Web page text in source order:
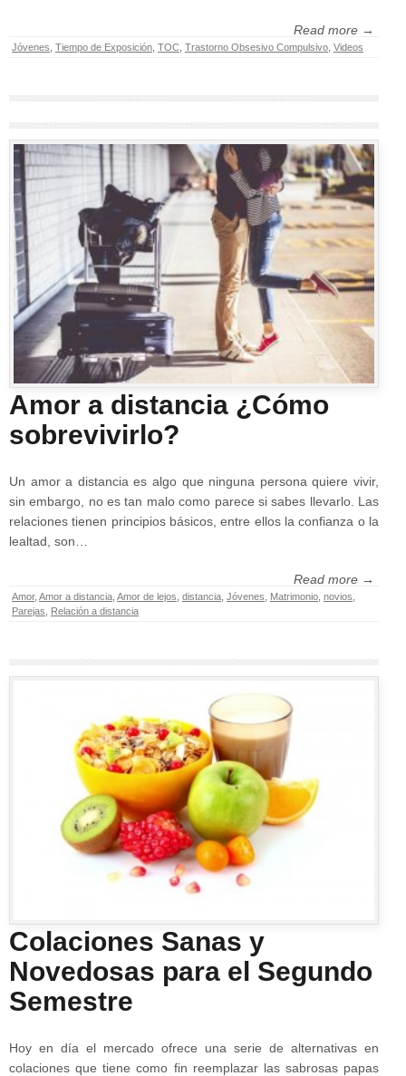
Read more →
Jóvenes Tiempo de Exposición TOC Trastorno Obsesivo Compulsivo Videos
Amor a distancia ¿Cómo
sobrevivirlo?
Un amor a distancia es algo que ninguna persona quiere vivir,
sin embargo, no es tan malo como parece si sabes llevarlo. Las
relaciones tienen principios básicos, entre ellos la confianza o la
lealtad, son…
Read more →
Amor, Amor a distancia Amor de lejos distancia Jóvenes Matrimonio novios
Parejas
Relación a distancia
Colaciones Sanas y
Novedosas para el Segundo
Semestre
Hoy en día el mercado ofrece una serie de alternativas en
colaciones que tiene como fin reemplazar las sabrosas papas